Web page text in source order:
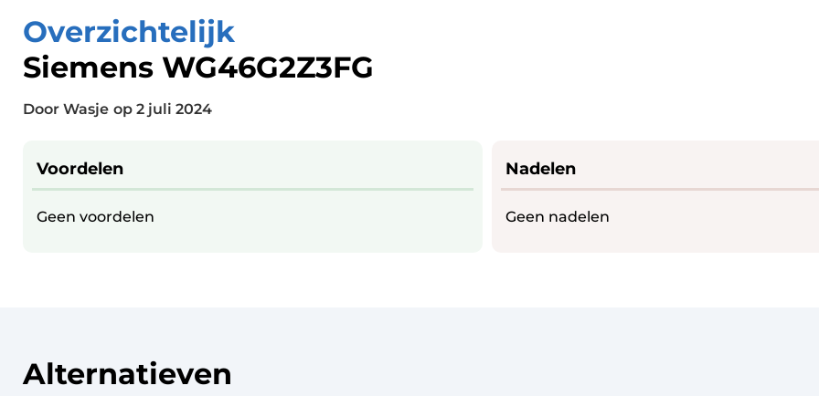
Overzichtelijk
Siemens WG46G2Z3FG
Door Wasje op 2 juli 2024
Voordelen
Geen voordelen
Nadelen
Geen nadelen
Alternatieven